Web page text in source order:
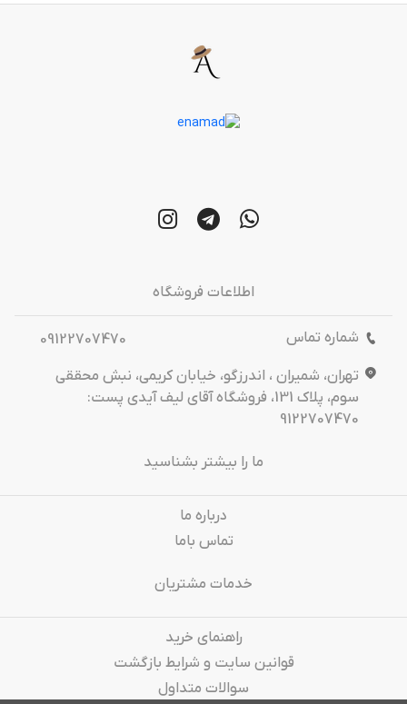
اطلاعات فروشگاه
شماره تماس
09122707470
تهران، شمیران ، اندرزگو، خیابان کریمی، نبش محققی
سوم، پلاک 131، فروشگاه آقای لیف آیدی پست:
9122707470
ما را بیشتر بشناسید
درباره‌ ما
تماس باما
خدمات مشتریان
راهنمای خرید
قوانین سایت و شرایط بازگشت
سوالات متداول